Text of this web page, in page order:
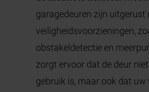
garagedeuren zijn uitgerust
veiligheidsvoorzieningen,
obstakeldetectie en
zorgt ervoor dat de deur
gebruik is, maar ook dat uw